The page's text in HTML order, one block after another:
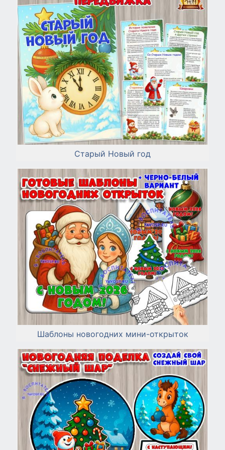
Старый Новый год
Шаблоны новогодних мини-открыток